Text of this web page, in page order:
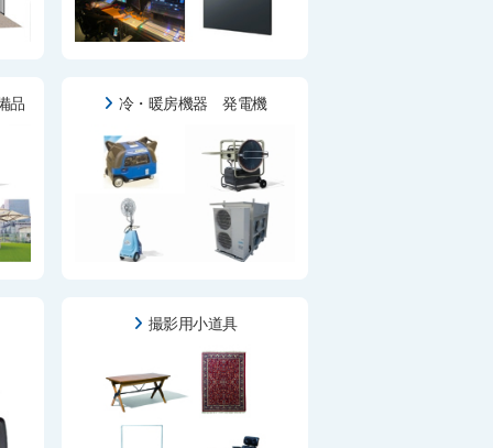
品 冷・暖房機器 発電機
撮影用小道具